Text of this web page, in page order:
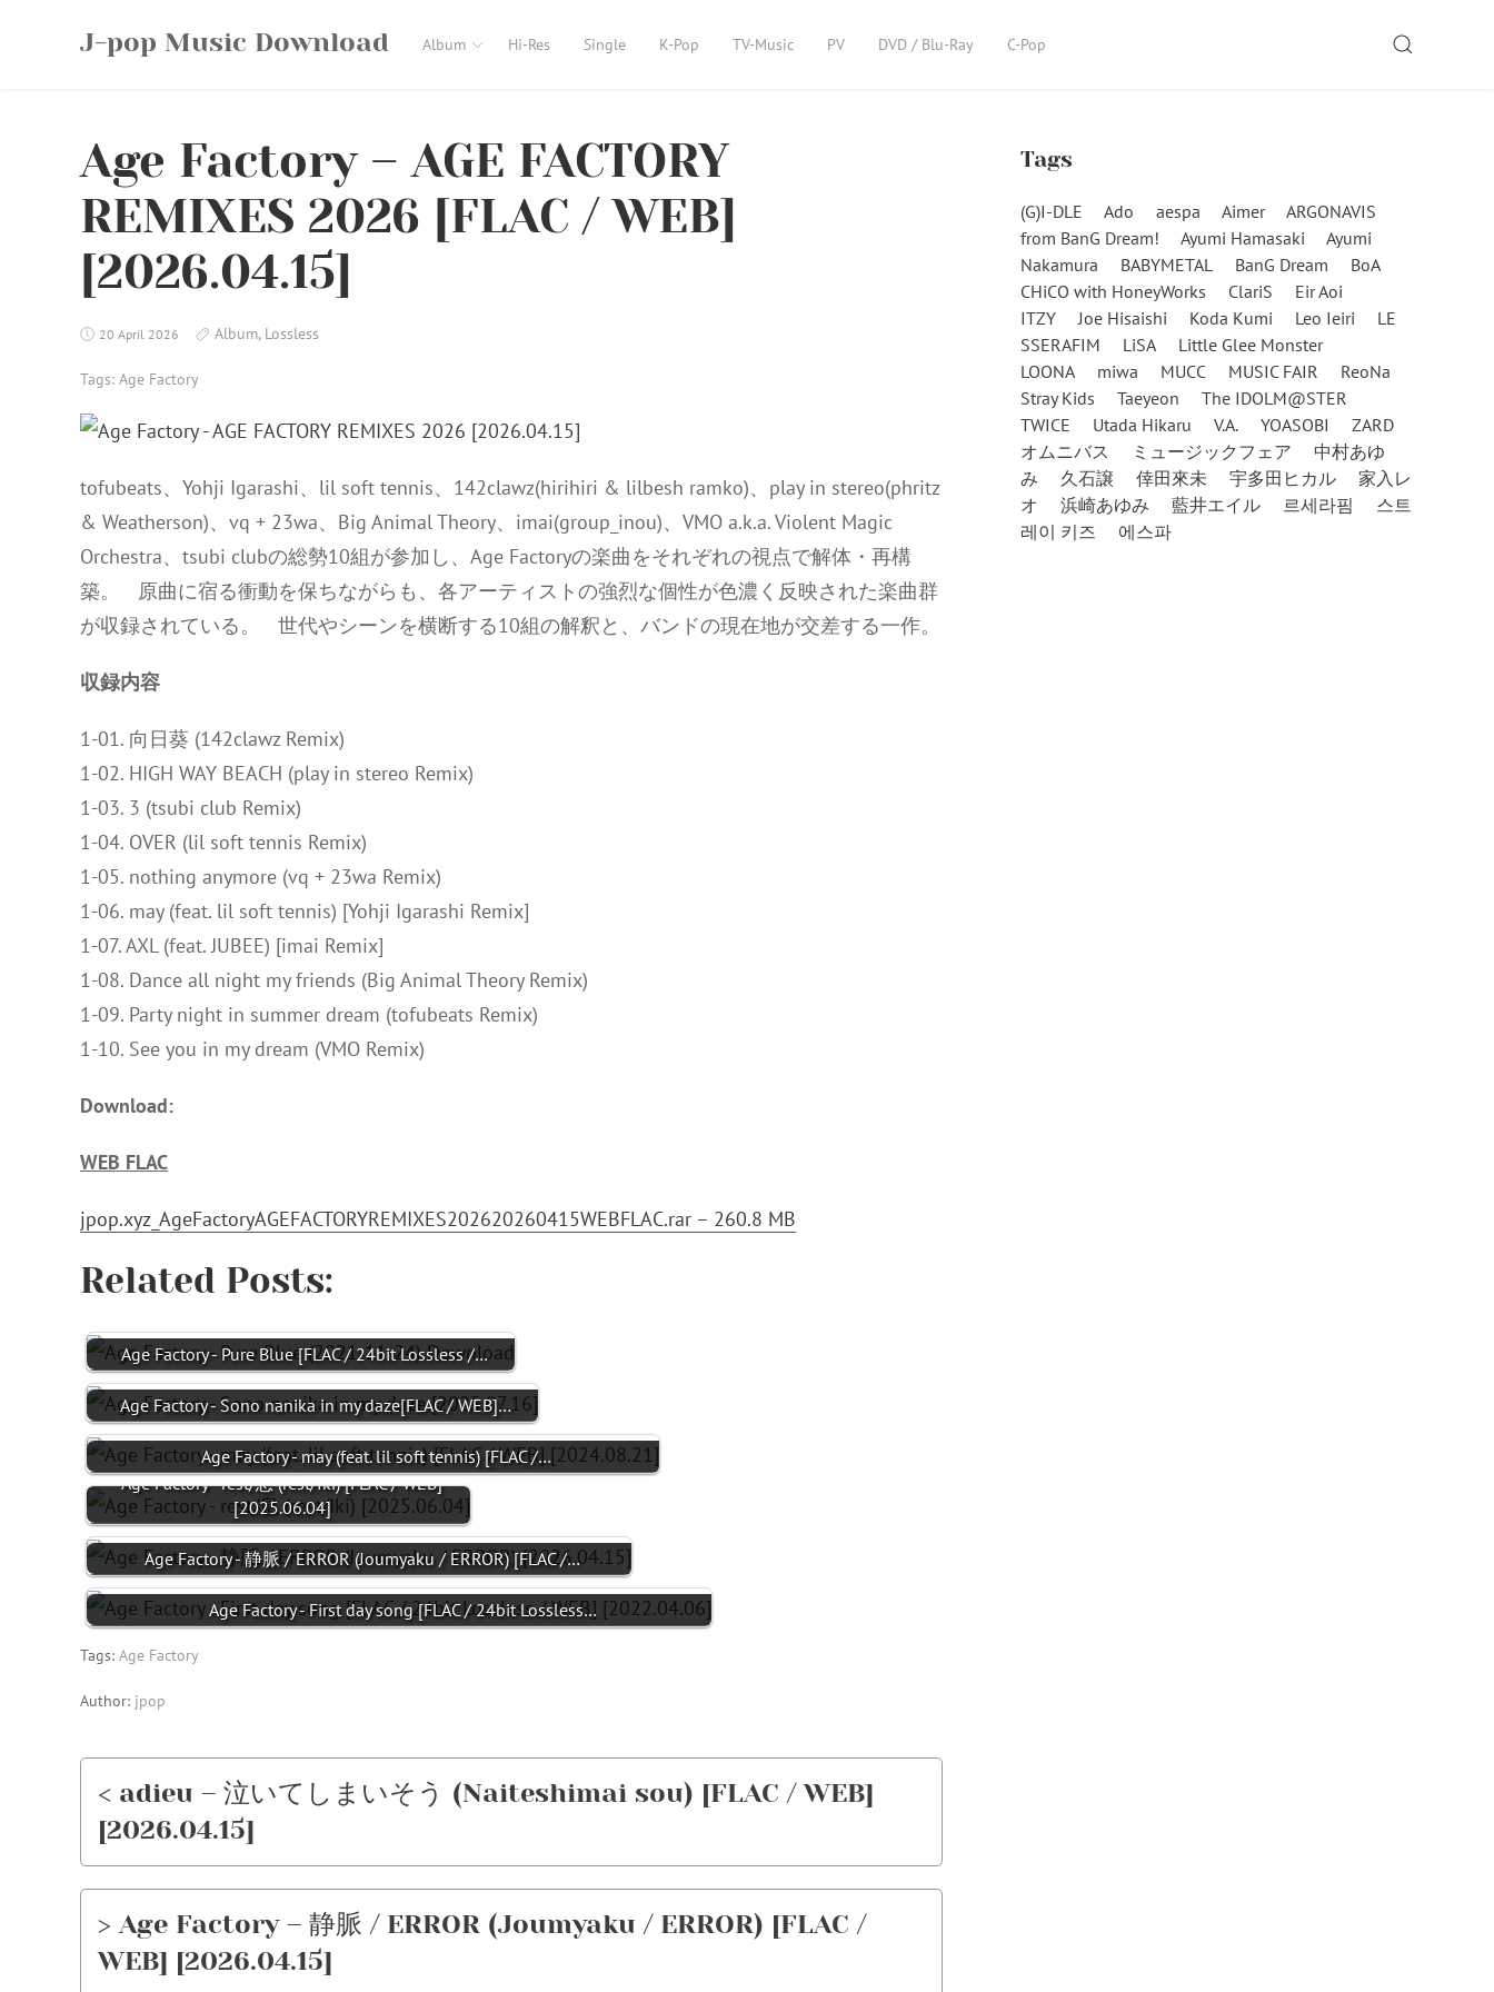
J-pop Music Download Album Hi-Res Single K-Pop TV-Music PV DVD / Blu-Ray C-Pop SEARCH
Age Factory – AGE FACTORY
REMIXES 2026 [FLAC / WEB]
[2026.04.15]
20 April 2026 Album, Lossless
Tags: Age Factory
tofubeats、Yohji Igarashi、lil soft tennis、142clawz(hirihiri & lilbesh ramko)、play in stereo(phritz
& Weatherson)、vq + 23wa、Big Animal Theory、imai(group_inou)、VMO a.k.a. Violent Magic
Orchestra、tsubi clubの総勢10組が参加し、Age Factoryの楽曲をそれぞれの視点で解体・再構
築。 原曲に宿る衝動を保ちながらも、各アーティストの強烈な個性が色濃く反映された楽曲群
が収録されている。 世代やシーンを横断する10組の解釈と、バンドの現在地が交差する一作。
収録内容
1-01. 向日葵 (142clawz Remix)
1-02. HIGH WAY BEACH (play in stereo Remix)
1-03. 3 (tsubi club Remix)
1-04. OVER (lil soft tennis Remix)
1-05. nothing anymore (vq + 23wa Remix)
1-06. may (feat. lil soft tennis) [Yohji Igarashi Remix]
1-07. AXL (feat. JUBEE) [imai Remix]
1-08. Dance all night my friends (Big Animal Theory Remix)
1-09. Party night in summer dream (tofubeats Remix)
1-10. See you in my dream (VMO Remix)
Download:
WEB FLAC
jpop.xyz_AgeFactoryAGEFACTORYREMIXES202620260415WEBFLAC.rar – 260.8 MB
Related Posts:
Age Factory - Pure Blue [FLAC / 24bit Lossless /…
Age Factory - Sono nanika in my daze[FLAC / WEB]…
Age Factory - may (feat. lil soft tennis) [FLAC /…
Age Factory - rest/息 (rest/Iki) [FLAC / WEB]
[2025.06.04]
Age Factory - 静脈 / ERROR (Joumyaku / ERROR) [FLAC /…
Age Factory - First day song [FLAC / 24bit Lossless…
Tags: Age Factory
Author: jpop
< adieu – 泣いてしまいそう (Naiteshimai sou) [FLAC / WEB]
[2026.04.15]
> Age Factory – 静脈 / ERROR (Joumyaku / ERROR) [FLAC /
WEB] [2026.04.15]
Tags
(G)I-DLE Ado aespa Aimer
ARGONAVIS
from BanG Dream!
Ayumi Hamasaki
Ayumi
Nakamura
BABYMETAL BanG Dream
BoA
CHiCO with HoneyWorks
ClariS
Eir Aoi
ITZY
Joe Hisaishi Koda Kumi Leo Ieiri
LE
SSERAFIM
LiSA
Little Glee Monster
LOONA
miwa MUCC MUSIC FAIR
ReoNa
Stray Kids
Taeyeon
The IDOLM@STER
TWICE
Utada Hikaru V.A. YOASOBI
ZARD
オムニバス
ミュージックフェア
中村あゆ
み
久石譲 倖田來未 宇多田ヒカル
家入レ
オ
浜崎あゆみ 藍井エイル 르세라핌
스트
레이 키즈
에스파